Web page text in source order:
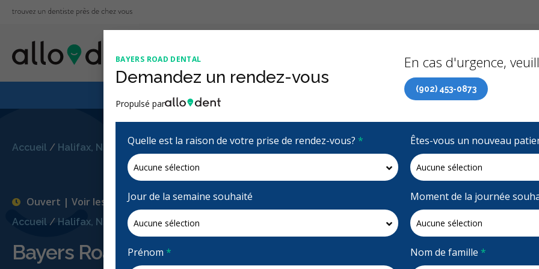
Le Régime canadien de soins dentaires (RCSD) maintenant accessible à tous
Accueil / Halifax, NS Bayers Road Dental
Accueil / Halifax, NS Bayers Road Dental
Bayers Road Dental
4.1 étoiles
(16)
Demandez un rendez-vous
Ouvert | Voir les heures d'ouvertures
BAYERS ROAD DENTAL
Demandez un rendez-vous
Propulsé par
En cas d'urgence,
(902) 453-0873
Quelle est la raison de votre prise de rendez-vous? * Êtes-vous un nouveau
Jour de la semaine souhaité Moment de la journée
Prénom * Nom de famille *